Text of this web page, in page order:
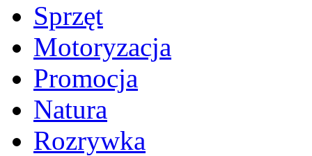
Sprzęt
Motoryzacja
Promocja
Natura
Rozrywka